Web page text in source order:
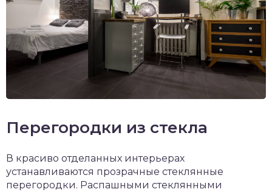
Перегородки из стекла
В красиво отделанных интерьерах
устанавливаются прозрачные стеклянные
перегородки. Распашными стеклянными